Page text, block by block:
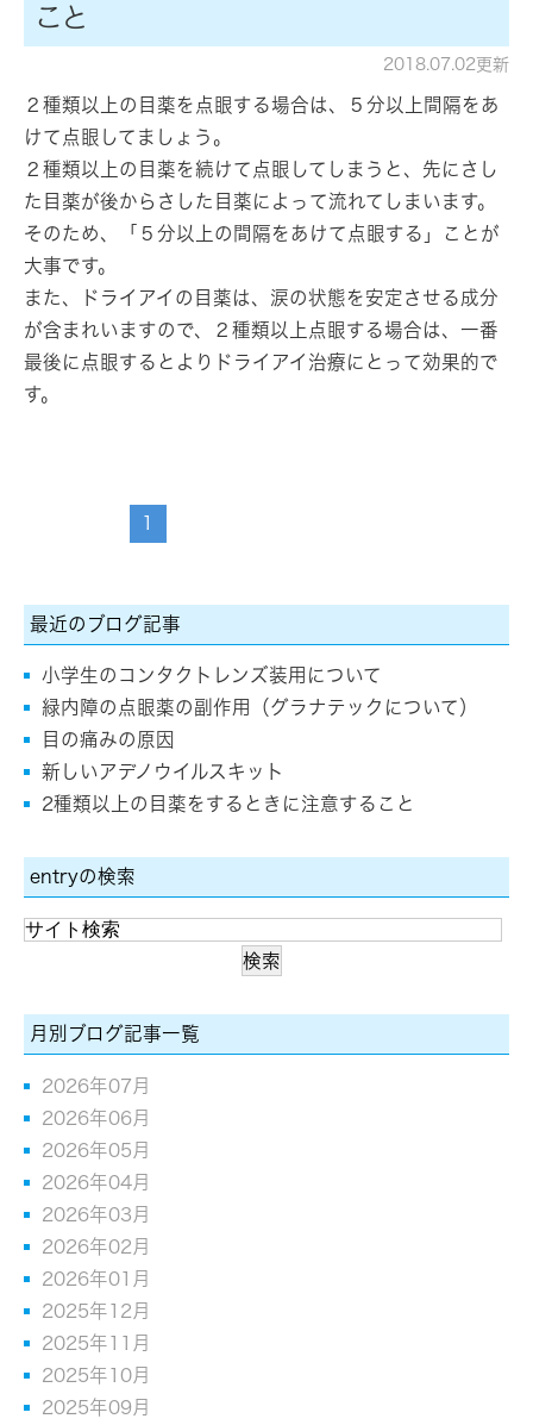
こと
2018.07.02更新
２種類以上の目薬を点眼する場合は、５分以上間隔をあ
けて点眼してましょう。
２種類以上の目薬を続けて点眼してしまうと、先にさし
た目薬が後からさした目薬によって流れてしまいます。
そのため、「５分以上の間隔をあけて点眼する」ことが
大事です。
また、ドライアイの目薬は、涙の状態を安定させる成分
が含まれいますので、２種類以上点眼する場合は、一番
最後に点眼するとよりドライアイ治療にとって効果的で
す。
1
最近のブログ記事
小学生のコンタクトレンズ装用について
緑内障の点眼薬の副作用（グラナテックについて）
目の痛みの原因
新しいアデノウイルスキット
2種類以上の目薬をするときに注意すること
entryの検索
月別ブログ記事一覧
2026年07月
2026年06月
2026年05月
2026年04月
2026年03月
2026年02月
2026年01月
2025年12月
2025年11月
2025年10月
2025年09月